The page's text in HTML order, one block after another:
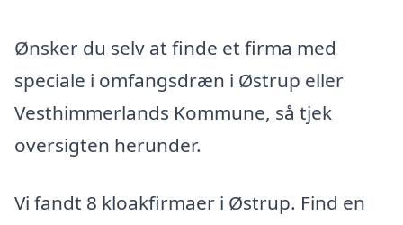
Ønsker du selv at finde et firma med
speciale i omfangsdræn i Østrup eller
Vesthimmerlands Kommune, så tjek
oversigten herunder.
Vi fandt 8 kloakfirmaer i Østrup. Find en